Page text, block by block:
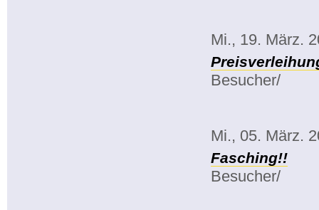
Mi., 19. März.
Besucher/
Mi., 05. März.
Fasching!!
Besucher/